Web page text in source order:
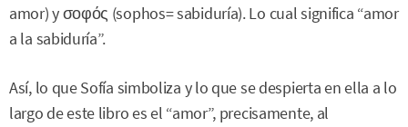
amor) y σοφός (sophos= sabiduría). Lo cual significa “amor
a la sabiduría”.
Así, lo que Sofía simboliza y lo que se despierta en ella a lo
largo de este libro es el “amor”, precisamente, al